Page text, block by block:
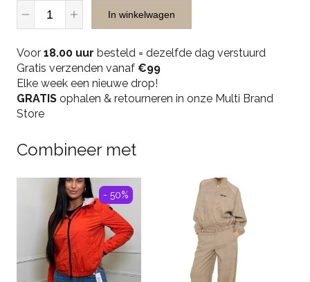
Croyez
Service
Longsleeve
-
White/pink
quantity
In winkelwagen
Voor 18.00 uur besteld = dezelfde dag verstuurd
Gratis verzenden vanaf €99
Elke week een nieuwe drop!
GRATIS ophalen & retourneren in onze Multi Brand
Store
Combineer met
- 50%